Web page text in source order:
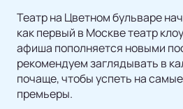
Театр на Цветном бульваре
как первый в Москве театр
афиша пополняется новыми
рекомендуем заглядывать в
почаще, чтобы успеть на
премьеры.